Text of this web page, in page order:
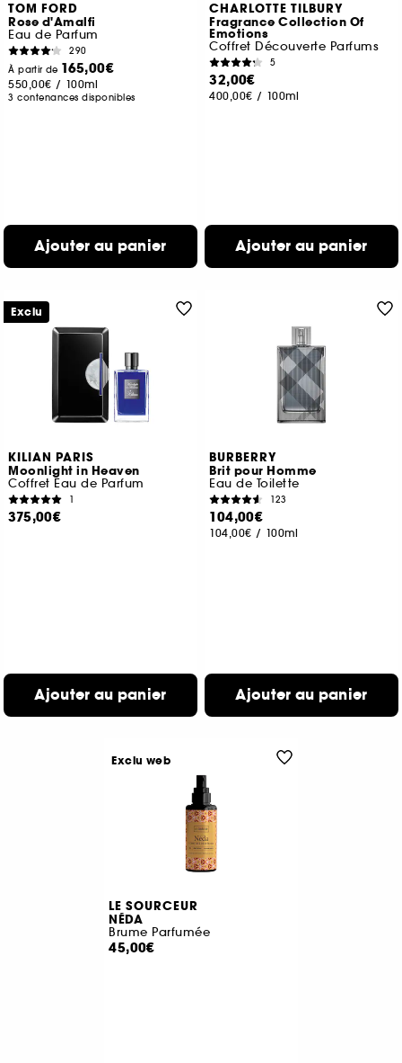
TOM FORD
Rose d'Amalfi
Eau de Parfum
290
À partir de 165,00€
550,00€ / 100ml
3 contenances disponibles
Ajouter au panier
CHARLOTTE TILBURY
Fragrance Collection Of
Emotions
Coffret Découverte Parfums
5
32,00€
400,00€ / 100ml
Ajouter au panier
KILIAN PARIS
Moonlight in Heaven
Coffret Eau de Parfum
1
375,00€
Ajouter au panier
Exclu
BURBERRY
Brit pour Homme
Eau de Toilette
123
104,00€
104,00€ / 100ml
Ajouter au panier
LE SOURCEUR
NÉDA
Brume Parfumée
45,00€
Exclu web